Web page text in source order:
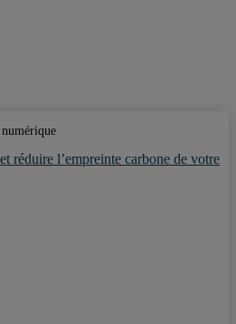
réduire l’empreinte carbone de votre